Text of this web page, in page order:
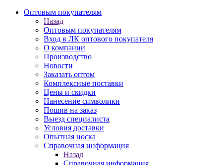
Оптовым покупателям
Назад
Оптовым покупателям
Вход в ЛК оптового покупателя
О компании
Производство
Новости
Заказать оптом
Комплексные поставки
Цены и скидки
Нанесение символики
Пошив на заказ
Выезд специалиста
Условия доставки
Опытная носка
Справочная информация
Назад
Справочная информация